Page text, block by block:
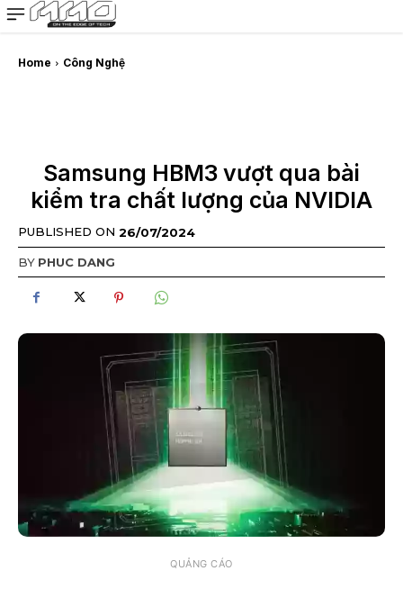
MMOSITE - Thông tin công nghệ
Bài viết nổi bật
Home Công Nghệ
Samsung HBM3 vượt qua bài
kiểm tra chất lượng của NVIDIA
PUBLISHED ON 26/07/2024
BY PHUC DANG
QUẢNG CÁO